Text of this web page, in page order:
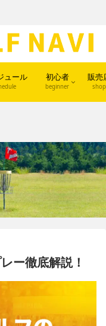
ュール 初心者
beginner
販売
shop
ー徹底解説！